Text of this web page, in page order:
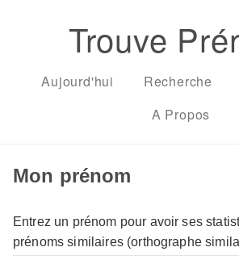
Trouve
Aujourd'hui Recherche
A Propos
Mon prénom
Entrez un prénom pour avoir ses
prénoms similaires (orthographe